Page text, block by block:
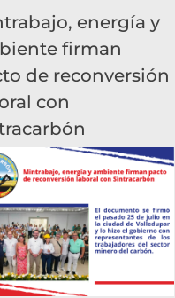
energía y
firman
de reconversión
con